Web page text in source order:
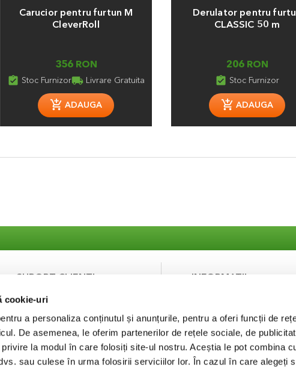
cookie-uri
a personaliza conținutul și anunțurile, pentru a oferi funcții de
De asemenea, le oferim partenerilor de rețele sociale, de
la modul în care folosiți site-ul nostru. Aceștia le pot combina
sau culese în urma folosirii serviciilor lor. În cazul în care alegeți
Carucior pentru furtun M
CleverRoll
356 RON
assignment_turned_in Stoc Furnizorlocal_shipping Livrare Gratuita
ADAUGA
Derulator pentru
CLASSIC 50 m
206 RON
assignment_turned_in Stoc Furnizor
ADAUGA
SUPORT CLIENTI
Contact
Securitatea platilor
INFORMATII
Termeni si Conditii
Politica de
Puncte de fidelizare
FAQ